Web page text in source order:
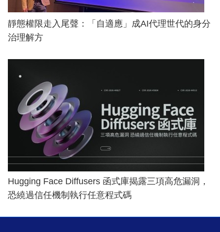
靜態權限走入尾聲：「自適應」成AI代理世代的身分
治理解方
Hugging Face Diffusers 函式庫揭露三項高危漏洞，
恐繞過信任機制執行任意程式碼